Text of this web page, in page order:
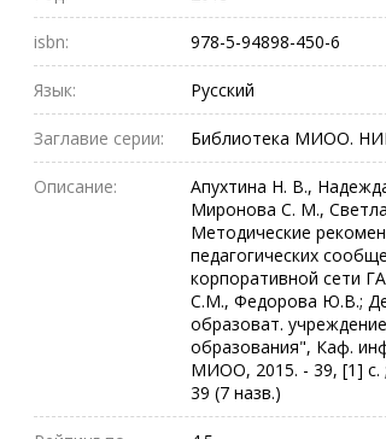
isbn: 978-5-94898-450-6
Язык: Русский
Заглавие серии: Библиотека МИОО.
Описание:
Апухтина Н. В.,
Миронова С. М.,
Методические
педагогических
корпоративной сети
С.М., Федорова Ю.В.;
образоват.
образования", Каф.
МИОО, 2015. - 39, [1] с.
39 (7 назв.)